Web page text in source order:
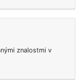
znalostmi v